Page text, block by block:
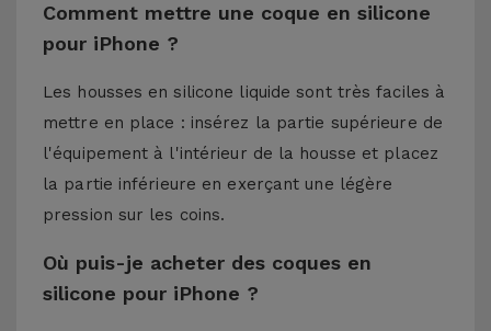
Comment mettre une coque en silicone
pour iPhone ?
Les housses en silicone liquide sont très faciles à
mettre en place : insérez la partie supérieure de
l'équipement à l'intérieur de la housse et placez
la partie inférieure en exerçant une légère
pression sur les coins.
Où puis-je acheter des coques en
silicone pour iPhone ?